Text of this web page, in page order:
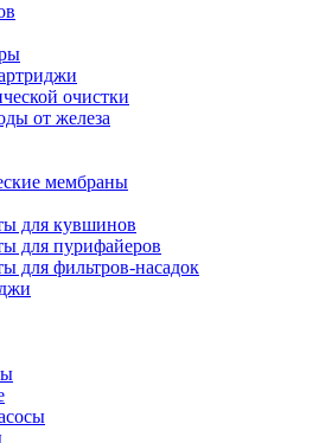
очистки
от железа
мембраны
для кувшинов
для пурифайеров
для фильтров-насадок